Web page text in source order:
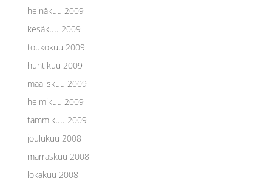
heinäkuu 2009
kesäkuu 2009
toukokuu 2009
huhtikuu 2009
maaliskuu 2009
helmikuu 2009
tammikuu 2009
joulukuu 2008
marraskuu 2008
lokakuu 2008